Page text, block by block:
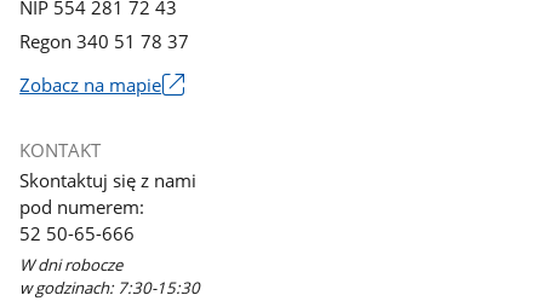
NIP 554 281 72 43
Regon 340 51 78 37
Zobacz na mapie
się
w
nowym
oknie
KONTAKT
Skontaktuj się z nami
pod numerem:
52 50-65-666
W dni robocze
w godzinach: 7:30-15:30